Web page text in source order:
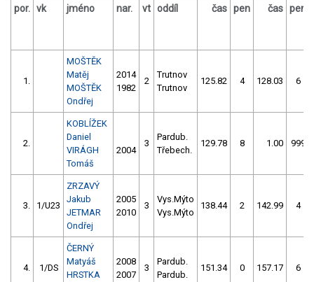
por. vk jméno nar. vt oddíl čas pen čas pen
1.
MOŠTĚK
Matěj
MOŠTĚK
Ondřej
2014
1982
2
Trutnov
Trutnov
125.82 4 128.03 6
2.
KOBLÍŽEK
Daniel
VIRÁGH
Tomáš
2004
3
Pardub.
Třebech.
129.78 8 1.00 999
3. 1/U23
ZRZAVÝ
Jakub
JETMAR
Ondřej
2005
2010
3
Vys.Mýto
Vys.Mýto
138.44 2 142.99 4
4. 1/DS
ČERNÝ
Matyáš
HRSTKA
2008
2007
3
Pardub.
Pardub.
151.34 0 157.17 6